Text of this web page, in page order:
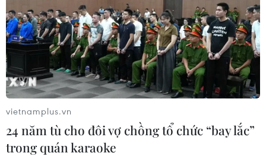
vietnamplus.vn
24 năm tù cho đôi vợ chồng tổ chức “bay lắc”
trong quán karaoke